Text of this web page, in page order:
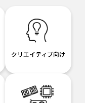
クリエイティブ向け